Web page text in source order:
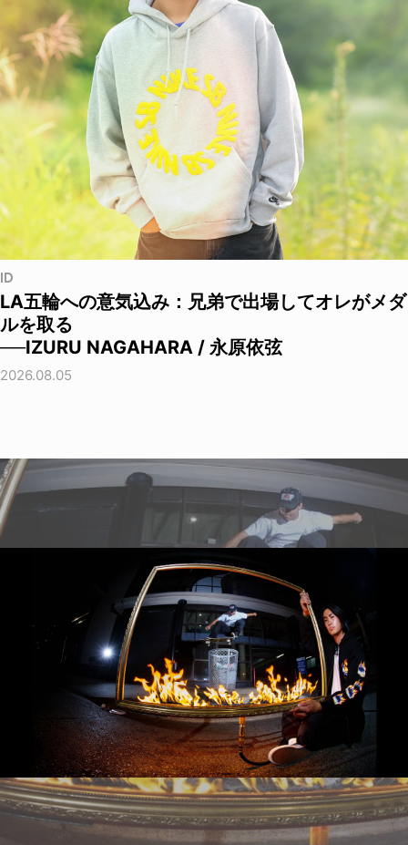
ID
LA五輪への意気込み：兄弟で出場してオレがメダ
ルを取る
──IZURU NAGAHARA / 永原依弦
2026.08.05